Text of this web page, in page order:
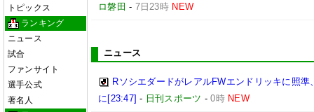
トピックス
ランキング
ニュース
試合
ファンサイト
選手公式
著名人
ロ磐田 - 7日23時 NEW
ニュース
RソシエダードがレアルFWエンドリッキに照
に[23:47] - 日刊スポーツ -0時 NEW